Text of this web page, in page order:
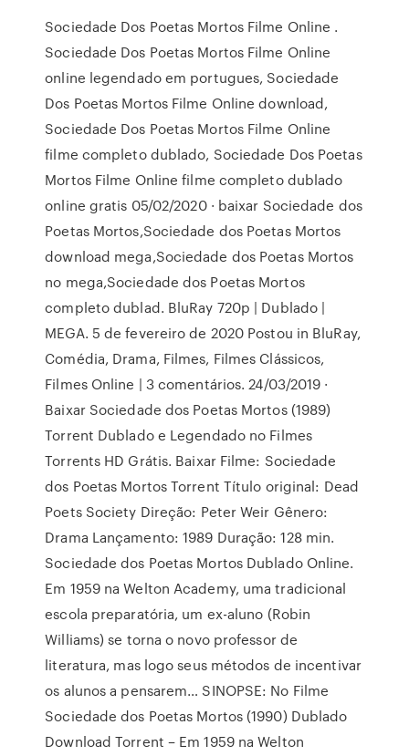
Sociedade Dos Poetas Mortos Filme Online .
Sociedade Dos Poetas Mortos Filme Online
online legendado em portugues, Sociedade
Dos Poetas Mortos Filme Online download,
Sociedade Dos Poetas Mortos Filme Online
filme completo dublado, Sociedade Dos Poetas
Mortos Filme Online filme completo dublado
online gratis 05/02/2020 · baixar Sociedade dos
Poetas Mortos,Sociedade dos Poetas Mortos
download mega,Sociedade dos Poetas Mortos
no mega,Sociedade dos Poetas Mortos
completo dublad. BluRay 720p | Dublado |
MEGA. 5 de fevereiro de 2020 Postou in BluRay,
Comédia, Drama, Filmes, Filmes Clássicos,
Filmes Online | 3 comentários. 24/03/2019 ·
Baixar Sociedade dos Poetas Mortos (1989)
Torrent Dublado e Legendado no Filmes
Torrents HD Grátis. Baixar Filme: Sociedade
dos Poetas Mortos Torrent Título original: Dead
Poets Society Direção: Peter Weir Gênero:
Drama Lançamento: 1989 Duração: 128 min.
Sociedade dos Poetas Mortos Dublado Online.
Em 1959 na Welton Academy, uma tradicional
escola preparatória, um ex-aluno (Robin
Williams) se torna o novo professor de
literatura, mas logo seus métodos de incentivar
os alunos a pensarem… SINOPSE: No Filme
Sociedade dos Poetas Mortos (1990) Dublado
Download Torrent – Em 1959 na Welton